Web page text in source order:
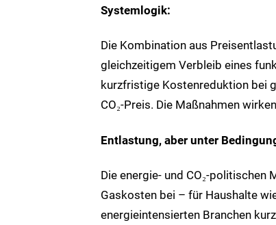
Systemlogik:
Die Kombination aus
gleichzeitigem Verbleib eines
kurzfristige Kostenreduktion bei
CO₂‑Preis. Die Maßnahmen
Entlastung, aber unter
Die energie‑ und CO₂‑politischen
Gaskosten bei – für Haushalte
energieintensierten Branchen